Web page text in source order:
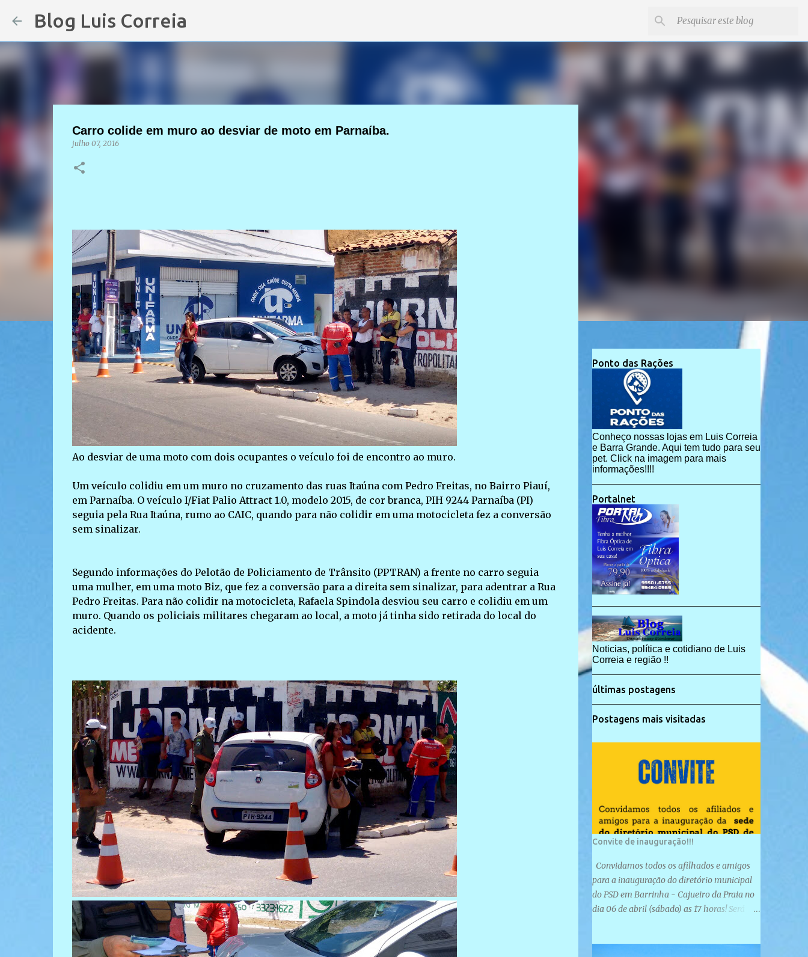
Blog Luis Correia
Carro colide em muro ao desviar de moto em Parnaíba.
julho 07, 2016
Ao desviar de uma moto com dois ocupantes o veículo foi de encontro ao muro.
Um veículo colidiu em um muro no cruzamento das ruas Itaúna com Pedro Freitas, no Bairro Piauí,
em Parnaíba. O veículo I/Fiat Palio Attract 1.0, modelo 2015, de cor branca, PIH 9244 Parnaíba (PI)
seguia pela Rua Itaúna, rumo ao CAIC, quando para não colidir em uma motocicleta fez a conversão
sem sinalizar.
Segundo informações do Pelotão de Policiamento de Trânsito (PPTRAN) a frente no carro seguia
uma mulher, em uma moto Biz, que fez a conversão para a direita sem sinalizar, para adentrar a Rua
Pedro Freitas. Para não colidir na motocicleta, Rafaela Spindola desviou seu carro e colidiu em um
muro. Quando os policiais militares chegaram ao local, a moto já tinha sido retirada do local do
acidente.
Ponto das Rações
Conheço nossas lojas em Luis Correia
e Barra Grande. Aqui tem tudo para seu
pet. Click na imagem para mais
informações!!!!
Portalnet
Noticias, política e cotidiano de Luis
Correia e região !!
últimas postagens
Postagens mais visitadas
Convite de inauguração!!!
Convidamos todos os afilhados e amigos
para a inauguração do diretório municipal
do PSD em Barrinha - Cajueiro da Praia no
dia 06 de abril (sábado) as 17 horas! Será